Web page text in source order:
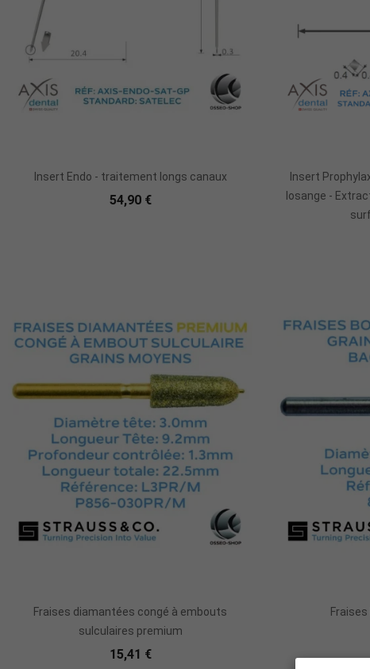
Insert Endo - traitement longs canaux
54,90 €
Insert
losange -
Fraises diamantées congé à embouts
sulculaires premium
15,41 €